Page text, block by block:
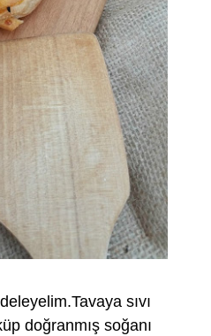
sıvı
doğranmış soğanı